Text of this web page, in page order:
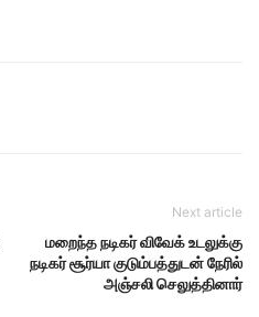
Next article
மறைந்த நடிகர் விவேக் உடலுக்கு
நடிகர் சூர்யா குடும்பத்துடன் நேரில்
அஞ்சலி செலுத்தினார்